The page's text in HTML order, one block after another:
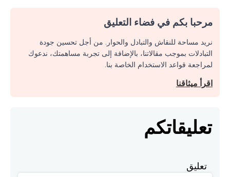
مرحبا بكم في فضاء التعليق
نريد مساحة للنقاش والتبادل والحوار. من أجل تحسين جودة
التبادلات بموجب مقالاتنا، بالإضافة إلى تجربة مساهمتك، ندعوك
لمراجعة قواعد الاستخدام الخاصة بنا.
اقرأ ميثاقنا
تعليقاتكم
تعليق